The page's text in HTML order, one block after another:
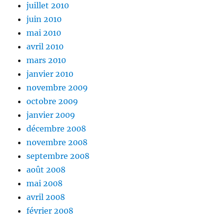
juillet 2010
juin 2010
mai 2010
avril 2010
mars 2010
janvier 2010
novembre 2009
octobre 2009
janvier 2009
décembre 2008
novembre 2008
septembre 2008
août 2008
mai 2008
avril 2008
février 2008